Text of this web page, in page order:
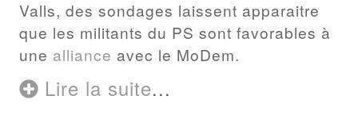
Valls, des sondages laissent apparaitre
que les militants du PS sont favorables à
une alliance avec le MoDem.
Lire la suite...